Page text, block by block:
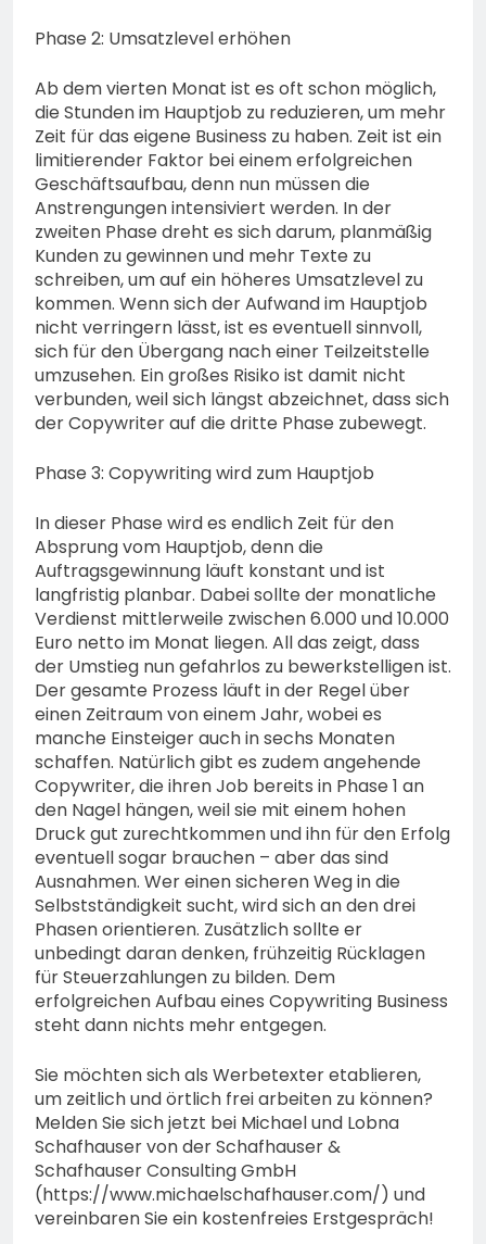
Phase 2: Umsatzlevel erhöhen
Ab dem vierten Monat ist es oft schon möglich,
die Stunden im Hauptjob zu reduzieren, um mehr
Zeit für das eigene Business zu haben. Zeit ist ein
limitierender Faktor bei einem erfolgreichen
Geschäftsaufbau, denn nun müssen die
Anstrengungen intensiviert werden. In der
zweiten Phase dreht es sich darum, planmäßig
Kunden zu gewinnen und mehr Texte zu
schreiben, um auf ein höheres Umsatzlevel zu
kommen. Wenn sich der Aufwand im Hauptjob
nicht verringern lässt, ist es eventuell sinnvoll,
sich für den Übergang nach einer Teilzeitstelle
umzusehen. Ein großes Risiko ist damit nicht
verbunden, weil sich längst abzeichnet, dass sich
der Copywriter auf die dritte Phase zubewegt.
Phase 3: Copywriting wird zum Hauptjob
In dieser Phase wird es endlich Zeit für den
Absprung vom Hauptjob, denn die
Auftragsgewinnung läuft konstant und ist
langfristig planbar. Dabei sollte der monatliche
Verdienst mittlerweile zwischen 6.000 und 10.000
Euro netto im Monat liegen. All das zeigt, dass
der Umstieg nun gefahrlos zu bewerkstelligen ist.
Der gesamte Prozess läuft in der Regel über
einen Zeitraum von einem Jahr, wobei es
manche Einsteiger auch in sechs Monaten
schaffen. Natürlich gibt es zudem angehende
Copywriter, die ihren Job bereits in Phase 1 an
den Nagel hängen, weil sie mit einem hohen
Druck gut zurechtkommen und ihn für den Erfolg
eventuell sogar brauchen – aber das sind
Ausnahmen. Wer einen sicheren Weg in die
Selbstständigkeit sucht, wird sich an den drei
Phasen orientieren. Zusätzlich sollte er
unbedingt daran denken, frühzeitig Rücklagen
für Steuerzahlungen zu bilden. Dem
erfolgreichen Aufbau eines Copywriting Business
steht dann nichts mehr entgegen.
Sie möchten sich als Werbetexter etablieren,
um zeitlich und örtlich frei arbeiten zu können?
Melden Sie sich jetzt bei Michael und Lobna
Schafhauser von der Schafhauser &
Schafhauser Consulting GmbH
(https://www.michaelschafhauser.com/) und
vereinbaren Sie ein kostenfreies Erstgespräch!